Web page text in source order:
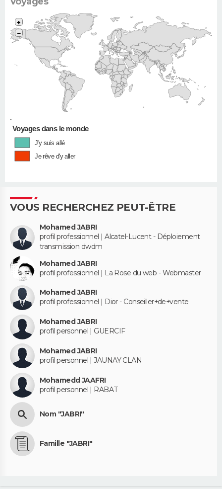
•
+
−
Voyages dans le monde
J'y suis allé
Je rêve d'y aller
VOUS RECHERCHEZ PEUT-ÊTRE
Mohamed JABRI
profil professionnel | Alcatel-Lucent - Déploiement
transmission dwdm
Mohamed JABRI
profil professionnel | La Rose du web - Webmaster
Mohamed JABRI
profil professionnel | Dior - Conseiller+de+vente
Mohamed JABRI
profil personnel | GUERCIF
Mohamed JABRI
profil personnel | JAUNAY CLAN
Mohamedd JAAFRI
profil personnel | RABAT
Nom "JABRI"
Famille "JABRI"